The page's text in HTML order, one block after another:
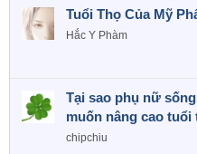
Tuổi Thọ Của Mỹ
Hắc Y Phàm
Tại sao phụ nữ
muốn nâng cao tuổi
chipchiu